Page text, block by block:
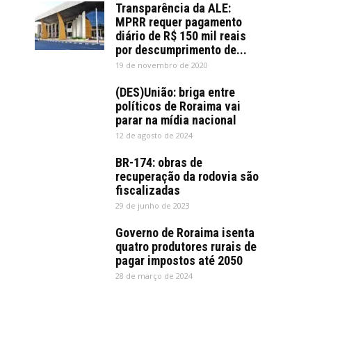
Transparência da ALE:
MPRR requer pagamento
diário de R$ 150 mil reais
por descumprimento de...
19 de novembro de 2020
(DES)União: briga entre
políticos de Roraima vai
parar na mídia nacional
12 de agosto de 2024
BR-174: obras de
recuperação da rodovia são
fiscalizadas
29 de junho de 2023
Governo de Roraima isenta
quatro produtores rurais de
pagar impostos até 2050
28 de março de 2024